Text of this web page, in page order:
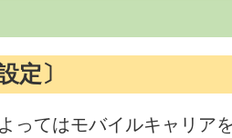
定〕
ってはモバイルキャリア